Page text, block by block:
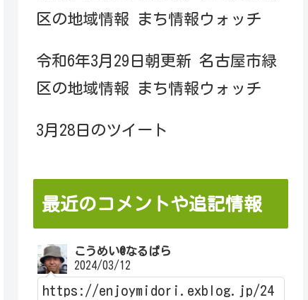
区の地域情報 まち情報ウォッチ
令和6年3月29日朝更新 名古屋市緑
区の地域情報 まち情報ウォッチ
3月28日のツイート
最近のコメントや追記情報
こうめい@なるぱら
2024/03/12
https://enjoymidori.exblog.jp/24